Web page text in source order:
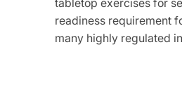
tabletop exercises for
readiness requirement
many highly regulated